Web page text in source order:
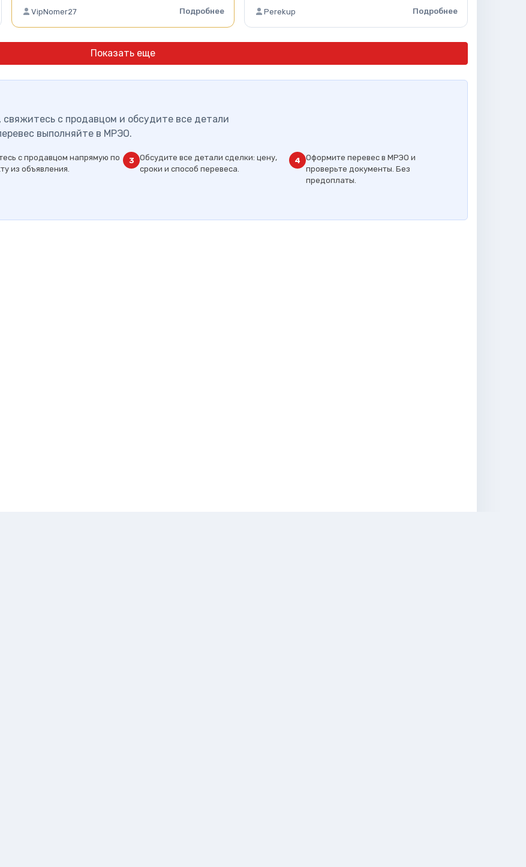
VipNomer27 Подробнее Perekup Подробнее
Показать еще
с продавцом и обсудите все детали
выполняйте в МРЭО.
с продавцом напрямую по
из объявления.
3
Обсудите все детали сделки: цену,
сроки и способ перевеса.
4
Оформите перевес в МРЭО и
проверьте документы. Без
предоплаты.